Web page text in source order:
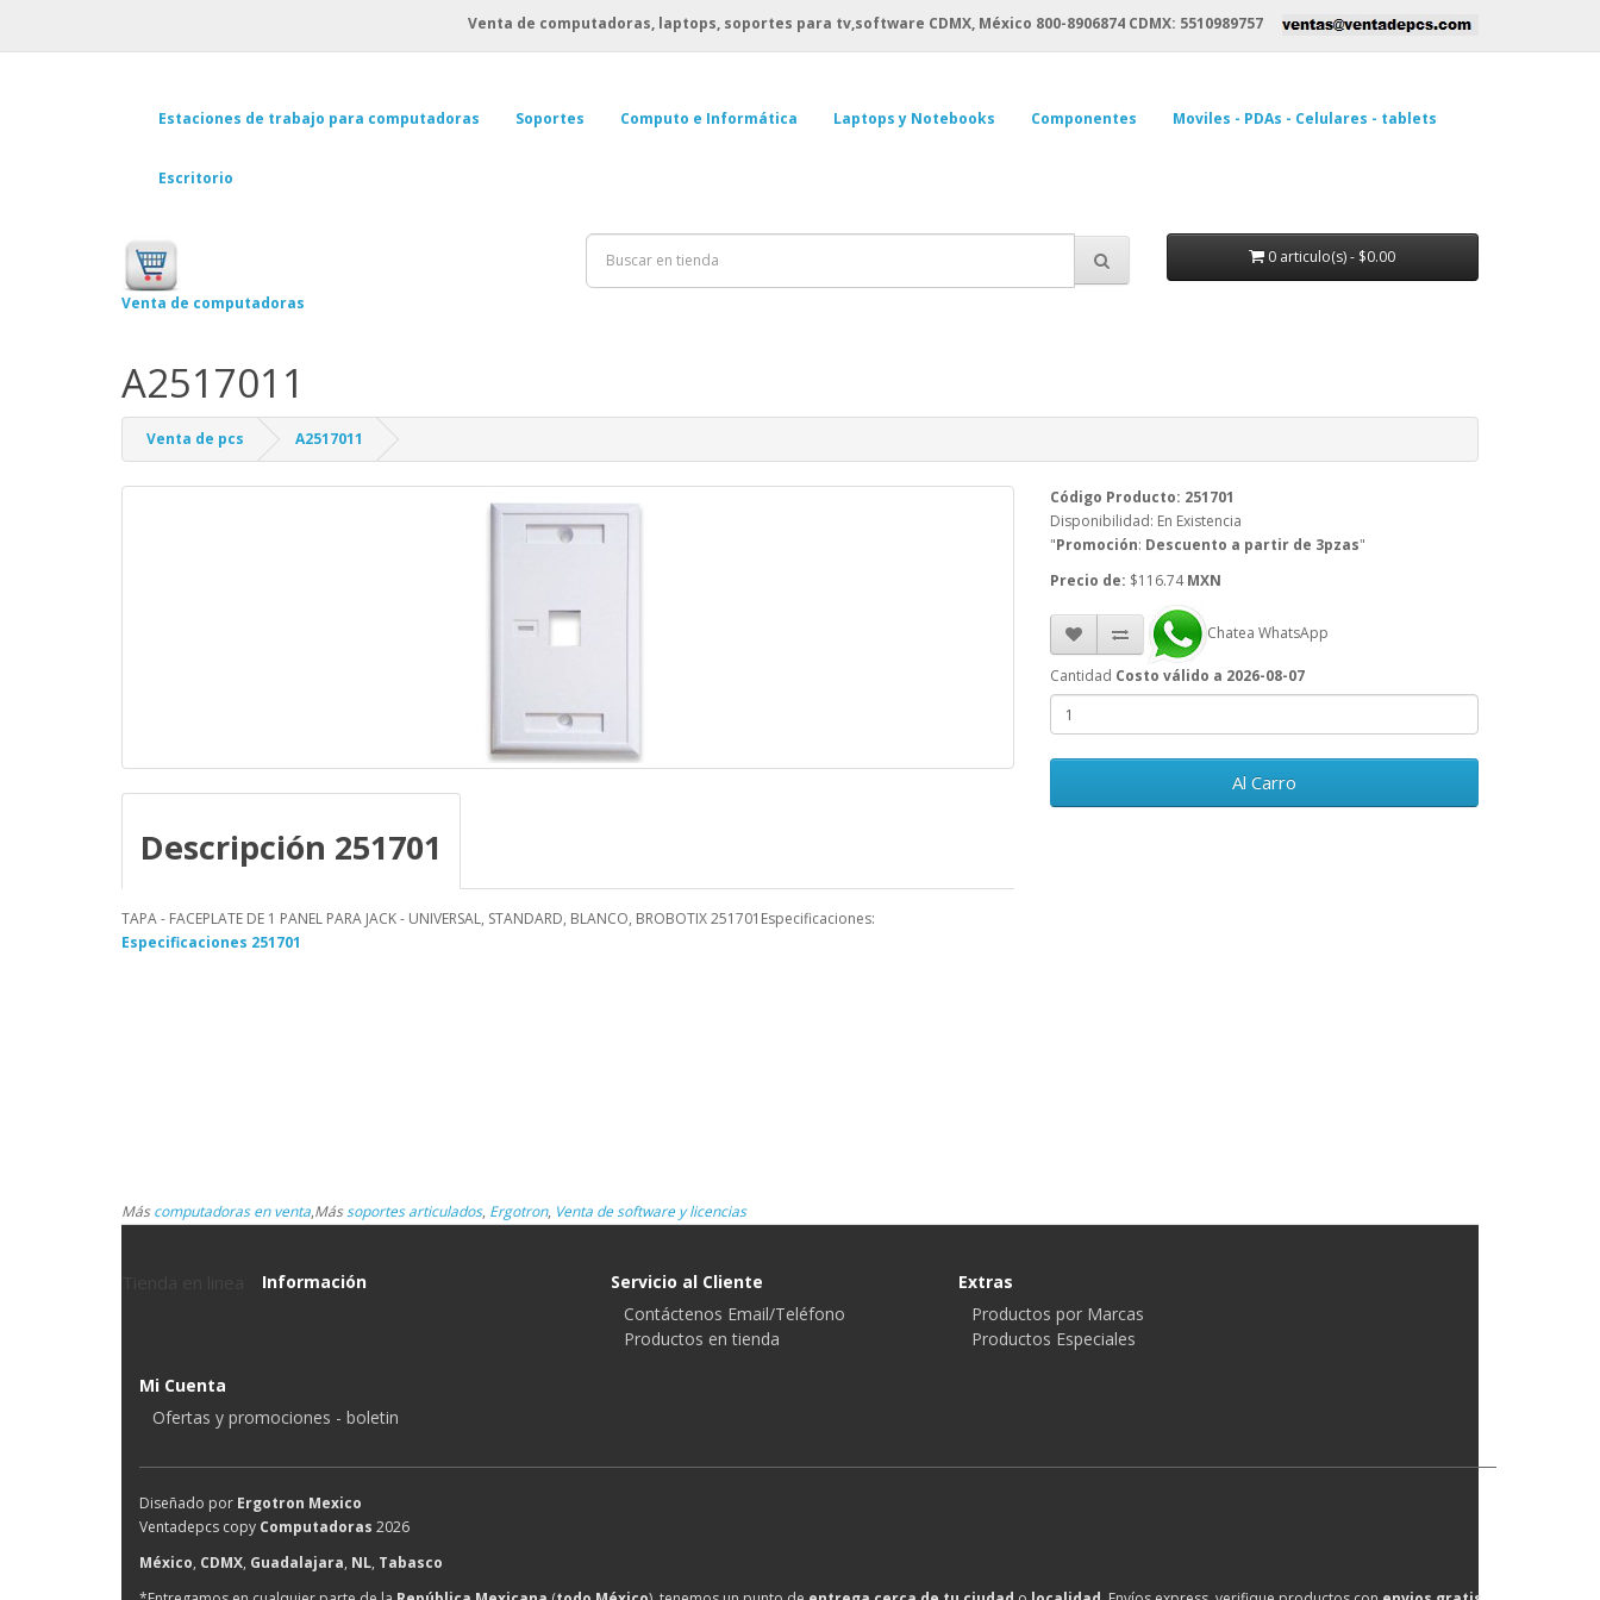
Venta de computadoras, laptops, soportes para tv,software CDMX, México 800-8906874 CDMX: 5510989757
Estaciones de trabajo para computadoras Soportes Computo e Informática Laptops y Notebooks Componentes Moviles - PDAs - Celulares - tablets
Escritorio
Venta de computadoras
0 articulo(s) - $0.00
A2517011
Venta de pcs A2517011
Descripción 251701
TAPA - FACEPLATE DE 1 PANEL PARA JACK - UNIVERSAL, STANDARD, BLANCO, BROBOTIX 251701Especificaciones:
Código Producto: 251701
Disponibilidad: En Existencia
"Promoción: Descuento a partir de 3pzas"
Precio de: $116.74MXN
Chatea WhatsApp
Cantidad Costo válido a 2026-08-07
Al Carro
Especificaciones 251701
Máscomputadoras en venta,Mássoportes articulados, Ergotron, Venta de software y licencias
Información
Servicio al Cliente
Contáctenos Email/Teléfono
Productos en tienda
Extras
Productos por Marcas
Productos Especiales
Mi Cuenta
Ofertas y promociones - boletin
Diseñado por Ergotron Mexico
Ventadepcs copy Computadoras 2026
México, CDMX, Guadalajara, NL, Tabasco